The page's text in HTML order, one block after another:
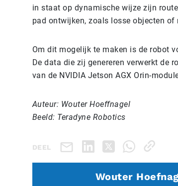
in staat op dynamische wijze zijn
pad ontwijken, zoals losse objecten of
Om dit mogelijk te maken is de robot
De data die zij genereren verwerkt de
van de NVIDIA Jetson AGX Orin-
Auteur: Wouter Hoeffnagel
Beeld: Teradyne Robotics
DEEL
Wouter